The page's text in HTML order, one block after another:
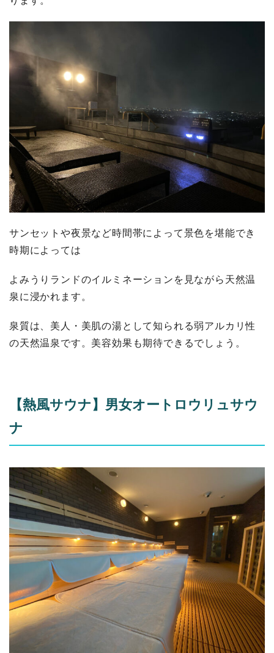
サンセットや夜景など時間帯によって景色を堪能でき
時期によっては
よみうりランドのイルミネーションを見ながら天然温
泉に浸かれます。
泉質は、美人・美肌の湯として知られる弱アルカリ性
の天然温泉です。美容効果も期待できるでしょう。
【熱風サウナ】男女オートロウリュサウ
ナ